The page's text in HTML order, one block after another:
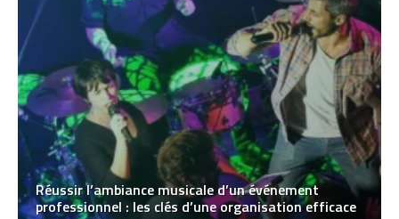
Réussir l’ambiance musicale d’un événement
professionnel : les clés d’une organisation efficace